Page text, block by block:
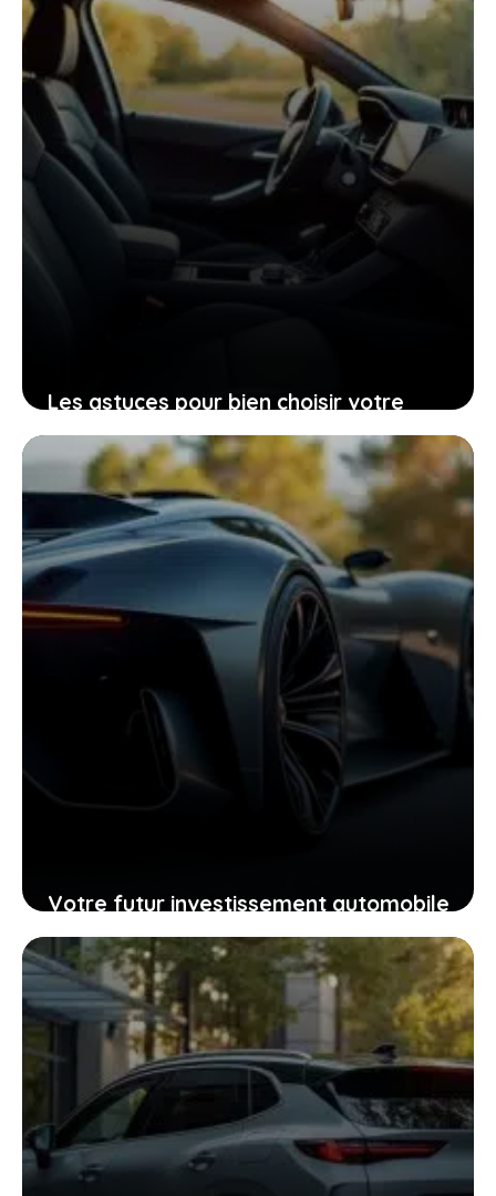
26 janvier 2026
Les astuces pour bien choisir votre
Peugeot 206 d’occasion grâce à sa
fiche technique
25 janvier 2026
Votre futur investissement automobile
: pourquoi la GTR ou la RZ d’Ultima
supercar pourraient vous surprendre
24 janvier 2026